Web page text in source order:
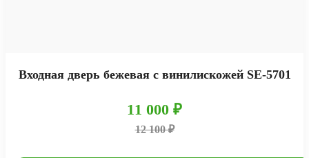
Входная дверь бежевая с винилискожей SE-5701
11 000 ₽
12 100 ₽